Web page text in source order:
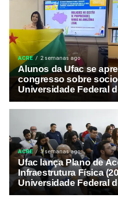
ACRE 2 semanas ago
Alunos da Ufac se
congresso sobre
Universidade Federal
ACRE 3 semanas ago
Ufac lança Plano de
Infraestrutura Física
Universidade Federal